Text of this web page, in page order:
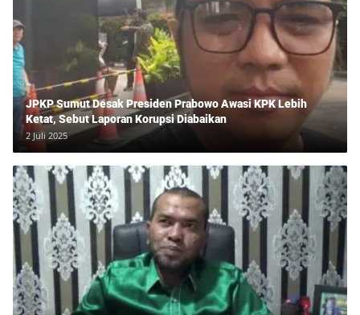
JPKP Sumut Desak Presiden Prabowo Awasi KPK Lebih
Ketat, Sebut Laporan Korupsi Diabaikan
2 Juli 2025